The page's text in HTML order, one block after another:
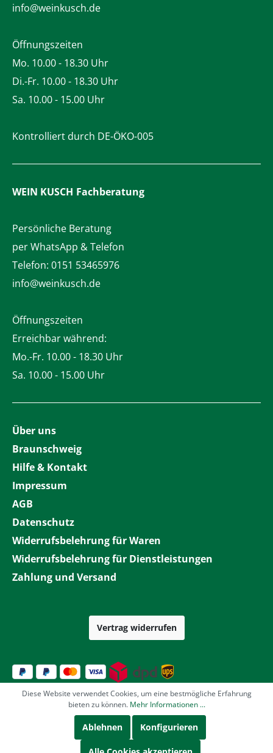
info@weinkusch.de
Öffnungszeiten
Mo. 10.00 - 18.30 Uhr
Di.-Fr. 10.00 - 18.30 Uhr
Sa. 10.00 - 15.00 Uhr
Kontrolliert durch DE-ÖKO-005
WEIN KUSCH Fachberatung
Persönliche Beratung
per WhatsApp & Telefon
Telefon: 0151 53465976
info@weinkusch.de
Öffnungszeiten
Erreichbar während:
Mo.-Fr. 10.00 - 18.30 Uhr
Sa. 10.00 - 15.00 Uhr
Über uns
Braunschweig
Hilfe & Kontakt
Impressum
AGB
Datenschutz
Widerrufsbelehrung für Waren
Widerrufsbelehrung für Dienstleistungen
Zahlung und Versand
Vertrag widerrufen
Diese Website verwendet Cookies, um eine bestmögliche Erfahrung
bieten zu können. Mehr Informationen ...
Ablehnen Konfigurieren